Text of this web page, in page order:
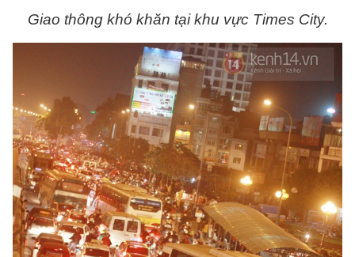
Giao thông khó khăn tại khu vực Times City.